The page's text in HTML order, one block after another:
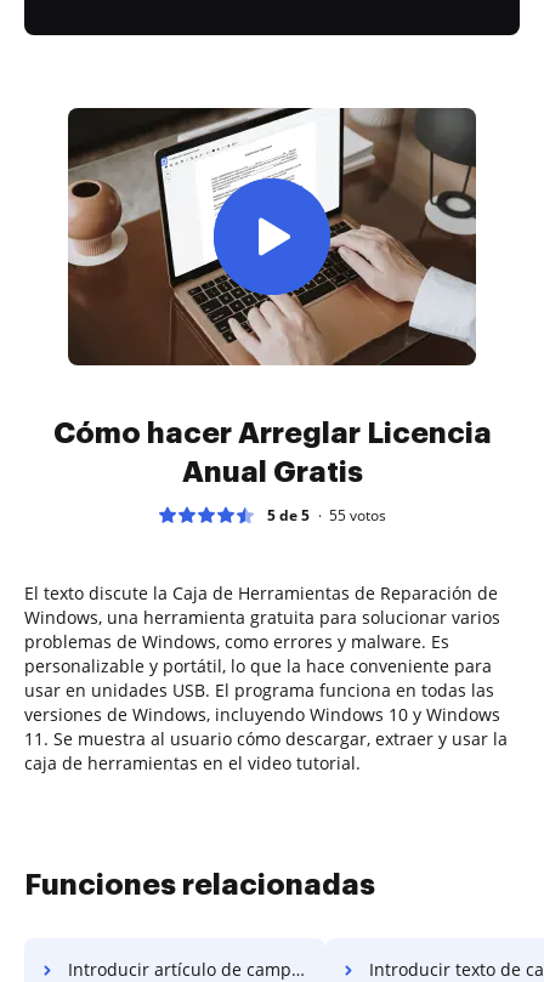
Cómo hacer Arreglar Licencia
Anual Gratis
5 de 5 55votos
El texto discute la Caja de Herramientas de Reparación de
Windows, una herramienta gratuita para solucionar varios
problemas de Windows, como errores y malware. Es
personalizable y portátil, lo que la hace conveniente para
usar en unidades USB. El programa funciona en todas las
versiones de Windows, incluyendo Windows 10 y Windows
11. Se muestra al usuario cómo descargar, extraer y usar la
caja de herramientas en el video tutorial.
Funciones relacionadas
Introducir artículo de campo condicional Introducir texto de campo